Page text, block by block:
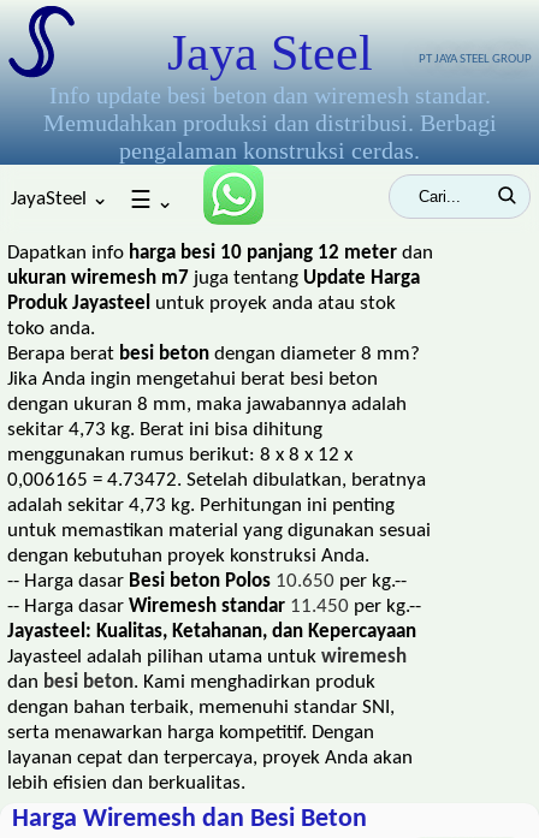
Jaya Steel
Info update besi beton dan wiremesh standar.
Memudahkan produksi dan distribusi. Berbagi
pengalaman konstruksi cerdas.
JayaSteel ⌄ ☰ ⌄
PT JAYA STEEL GROUP
Dapatkan info harga besi 10 panjang 12 meter dan
ukuran wiremesh m7 juga tentang Update Harga
Produk Jayasteel untuk proyek anda atau stok
toko anda.
Berapa berat besi beton dengan diameter 8 mm?
Jika Anda ingin mengetahui berat besi beton
dengan ukuran 8 mm, maka jawabannya adalah
sekitar 4,73 kg. Berat ini bisa dihitung
menggunakan rumus berikut: 8 x 8 x 12 x
0,006165 = 4.73472. Setelah dibulatkan, beratnya
adalah sekitar 4,73 kg. Perhitungan ini penting
untuk memastikan material yang digunakan sesuai
dengan kebutuhan proyek konstruksi Anda.
-- Harga dasar Besi beton Polos 10.650 per kg.--
-- Harga dasar Wiremesh standar 11.450 per kg.--
Jayasteel: Kualitas, Ketahanan, dan Kepercayaan
Jayasteel adalah pilihan utama untuk wiremesh
dan besi beton. Kami menghadirkan produk
dengan bahan terbaik, memenuhi standar SNI,
serta menawarkan harga kompetitif. Dengan
layanan cepat dan terpercaya, proyek Anda akan
lebih efisien dan berkualitas.
Harga Wiremesh dan Besi Beton